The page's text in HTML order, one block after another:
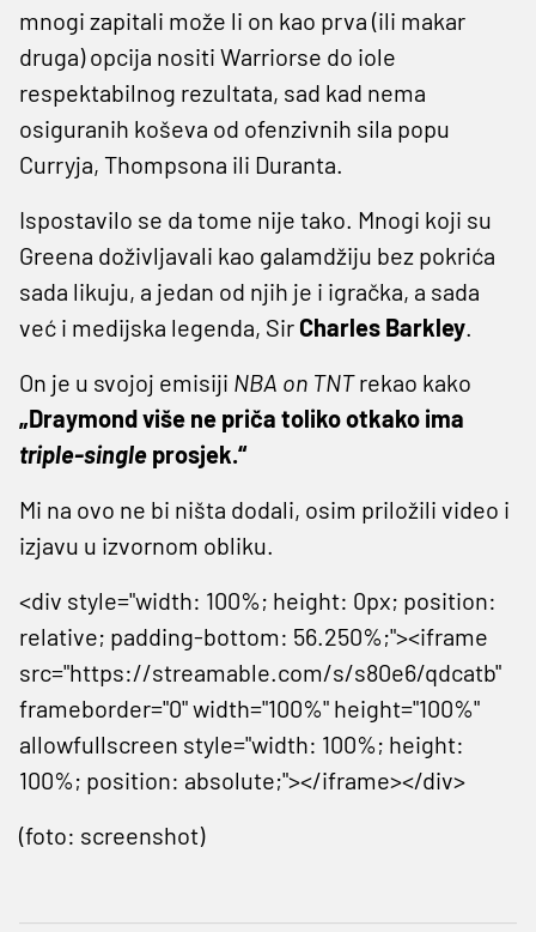
mnogi zapitali može li on kao prva (ili makar
druga) opcija nositi Warriorse do iole
respektabilnog rezultata, sad kad nema
osiguranih koševa od ofenzivnih sila popu
Curryja, Thompsona ili Duranta.
Ispostavilo se da tome nije tako. Mnogi koji su
Greena doživljavali kao galamdžiju bez pokrića
sada likuju, a jedan od njih je i igračka, a sada
već i medijska legenda, Sir Charles Barkley.
On je u svojoj emisiji NBA on TNTrekao kako
„Draymond više ne priča toliko otkako ima
triple-single prosjek.“
Mi na ovo ne bi ništa dodali, osim priložili video i
izjavu u izvornom obliku.
<div style="width: 100%; height: 0px; position:
relative; padding-bottom: 56.250%;"><iframe
src="https://streamable.com/s/s80e6/qdcatb"
frameborder="0" width="100%" height="100%"
allowfullscreen style="width: 100%; height:
100%; position: absolute;"></iframe></div>
(foto: screenshot)